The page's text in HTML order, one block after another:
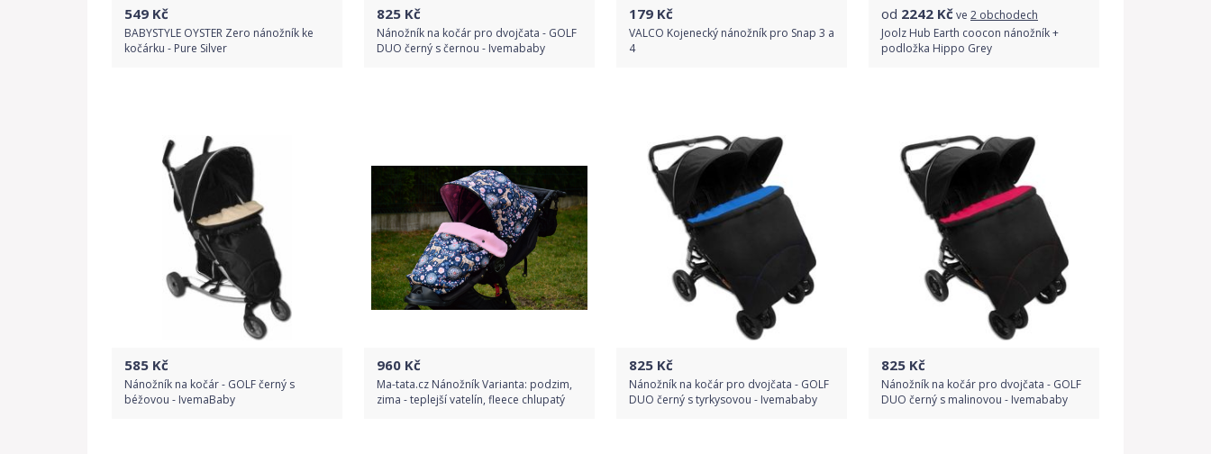
549 Kč
BABYSTYLE OYSTER Zero nánožník ke
kočárku - Pure Silver
Detail produktu
825 Kč
Nánožník na kočár pro dvojčata - GOLF
DUO černý s černou - Ivemababy
179 Kč
VALCO Kojenecký nánožník pro Snap 3 a
4
Detail produktu
od 2242 Kčve 2 obchodech
Joolz Hub Earth coocon nánožník +
podložka Hippo Grey
585 Kč
Nánožník na kočár - GOLF černý s
béžovou - IvemaBaby
960 Kč
Ma-tata.cz Nánožník Varianta: podzim,
zima - teplejší vatelín, fleece chlupatý
825 Kč
Nánožník na kočár pro dvojčata - GOLF
DUO černý s tyrkysovou - Ivemababy
825 Kč
Nánožník na kočár pro dvojčata - GOLF
DUO černý s malinovou - Ivemababy